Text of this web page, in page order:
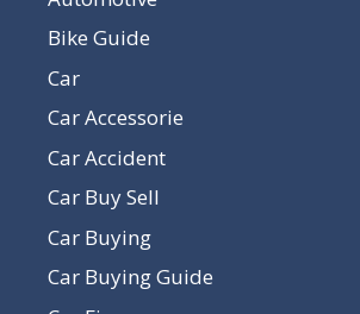
Bike Guide
Car
Car Accessorie
Car Accident
Car Buy Sell
Car Buying
Car Buying Guide